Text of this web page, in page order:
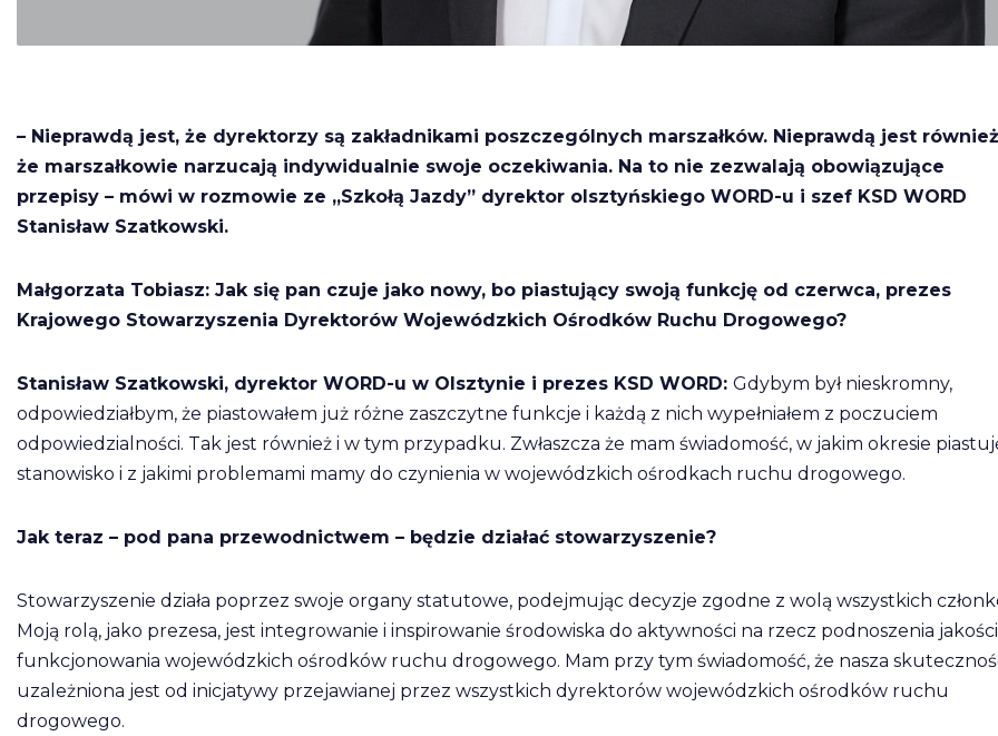
– Nieprawdą jest, że dyrektorzy są zakładnikami poszczególnych marszałków. Nieprawdą jest
że marszałkowie narzucają indywidualnie swoje oczekiwania. Na to nie zezwalają obowiązujące
przepisy – mówi w rozmowie ze „Szkołą Jazdy” dyrektor olsztyńskiego WORD-u i szef KSD WORD
Stanisław Szatkowski.
Małgorzata Tobiasz: Jak się pan czuje jako nowy, bo piastujący swoją funkcję od czerwca, prezes
Krajowego Stowarzyszenia Dyrektorów Wojewódzkich Ośrodków Ruchu Drogowego?
Stanisław Szatkowski, dyrektor WORD-u w Olsztynie i prezes KSD WORD: Gdybym był nieskromny,
odpowiedziałbym, że piastowałem już różne zaszczytne funkcje i każdą z nich wypełniałem z poczuciem
odpowiedzialności. Tak jest również i w tym przypadku. Zwłaszcza że mam świadomość, w jakim okresie
stanowisko i z jakimi problemami mamy do czynienia w wojewódzkich ośrodkach ruchu drogowego.
Jak teraz – pod pana przewodnictwem – będzie działać stowarzyszenie?
Stowarzyszenie działa poprzez swoje organy statutowe, podejmując decyzje zgodne z wolą wszystkich
Moją rolą, jako prezesa, jest integrowanie i inspirowanie środowiska do aktywności na rzecz podnoszenia jakości
funkcjonowania wojewódzkich ośrodków ruchu drogowego. Mam przy tym świadomość, że nasza
uzależniona jest od inicjatywy przejawianej przez wszystkich dyrektorów wojewódzkich ośrodków ruchu
drogowego.